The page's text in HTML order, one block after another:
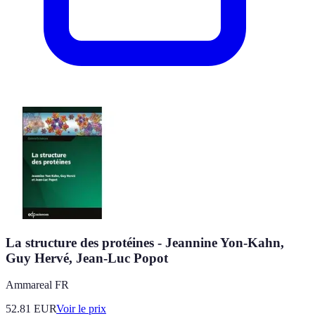
La structure des protéines - Jeannine Yon-Kahn,
Guy Hervé, Jean-Luc Popot
Ammareal FR
52.81 EURVoir le prix